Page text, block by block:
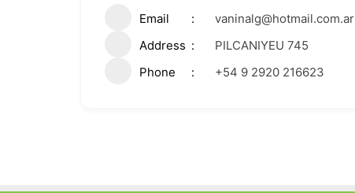
Email
vaninalg@hotmail.com.ar
Address
PILCANIYEU 745
Phone
+54 9 2920 216623